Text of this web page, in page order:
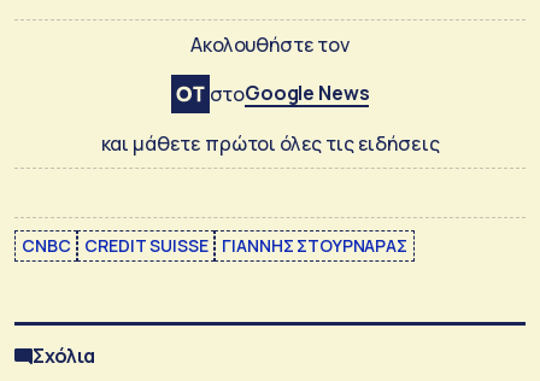
Ακολουθήστε τον
στοGoogle News
και μάθετε πρώτοι όλες τις ειδήσεις
CNBC CREDIT SUISSE ΓΙΑΝΝΗΣ ΣΤΟΥΡΝΑΡΑΣ
Σχόλια